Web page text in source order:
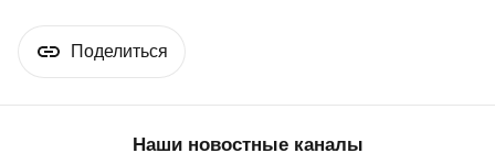
Поделиться
Наши новостные каналы